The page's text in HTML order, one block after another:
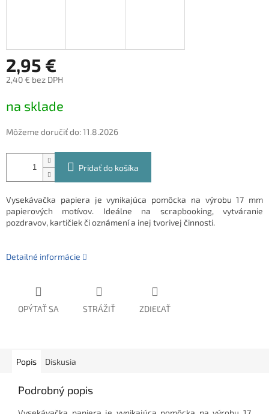
2,95 €
2,40 € bez DPH
cena:
na sklade
Môžeme doručiť do:11.8.2026
Pridať do košíka
Vysekávačka papiera je vynikajúca pomôcka na výrobu 17 mm
papierových motívov. Ideálne na scrapbooking, vytváranie
pozdravov, kartičiek či oznámení a inej tvorivej činnosti.
Detailné informácie
OPÝTAŤ SA STRÁŽIŤ ZDIEĽAŤ
Popis Diskusia
Podrobný popis